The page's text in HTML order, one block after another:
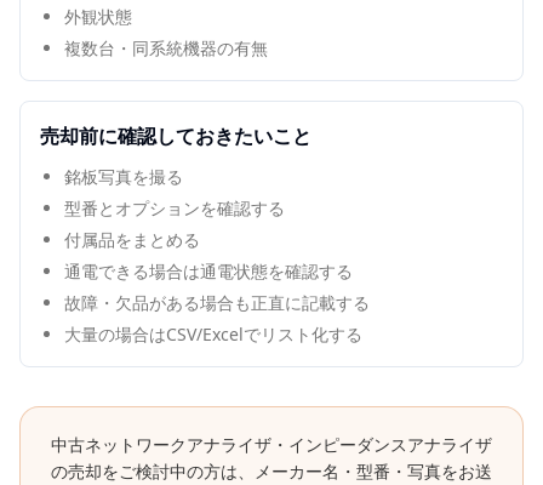
外観状態
複数台・同系統機器の有無
売却前に確認しておきたいこと
銘板写真を撮る
型番とオプションを確認する
付属品をまとめる
通電できる場合は通電状態を確認する
故障・欠品がある場合も正直に記載する
大量の場合はCSV/Excelでリスト化する
中古ネットワークアナライザ・インピーダンスアナライザ
の売却をご検討中の方は、メーカー名・型番・写真をお送